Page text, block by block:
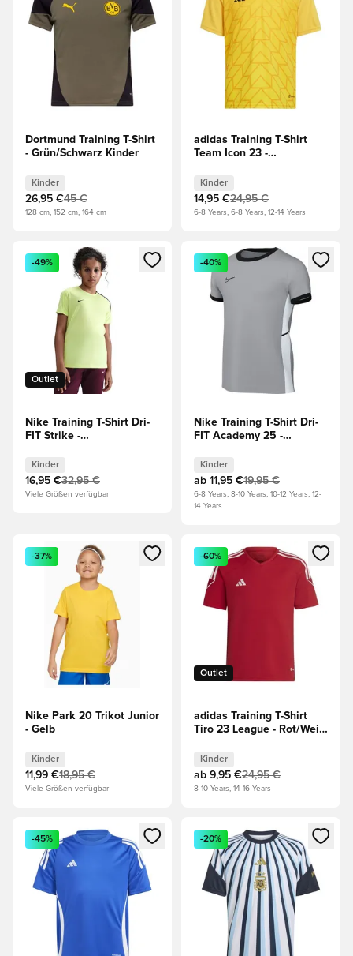
Dortmund Training T-Shirt
- Grün/Schwarz Kinder
Kinder
26,95 €45 €
128 cm, 152 cm, 164 cm
adidas Training T-Shirt
Team Icon 23 -
Kinder
14,95 €24,95 €
6-8 Years, 6-8 Years, 12-14 Years
Öffnet ein neues Fenster zum Anmelden oder Registrieren
Outlet
-49%
Nike Training T-Shirt Dri-
FIT Strike -
Kinder
Kinder
16,95 €32,95 €
Viele Größen verfügbar
Öffnet ein neues Fenster
-40%
Nike Training T-Shirt Dri-
FIT Academy 25 -
Kinder
Kinder
ab 11,95 €19,95 €
6-8 Years, 8-10 Years, 10-12 Years, 12-
14 Years
Öffnet ein neues Fenster zum Anmelden oder Registrieren
-37%
Nike Park 20 Trikot Junior
- Gelb
Kinder
11,99 €18,95 €
Viele Größen verfügbar
Öffnet ein neues Fenster
Outlet
-60%
adidas Training T-Shirt
Tiro 23 League - Rot/Weiß
Kinder
ab 9,95 €24,95 €
8-10 Years, 14-16 Years
Öffnet ein neues Fenster zum Anmelden oder Registrieren
-45%
Öffnet ein neues Fenster
-20%